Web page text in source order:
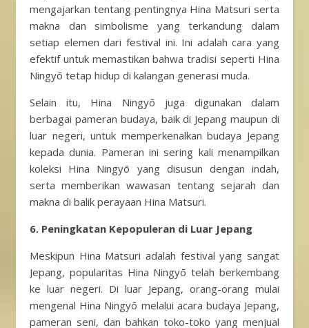
mengajarkan tentang pentingnya Hina Matsuri serta
makna dan simbolisme yang terkandung dalam
setiap elemen dari festival ini. Ini adalah cara yang
efektif untuk memastikan bahwa tradisi seperti Hina
Ningyō tetap hidup di kalangan generasi muda.
Selain itu, Hina Ningyō juga digunakan dalam
berbagai pameran budaya, baik di Jepang maupun di
luar negeri, untuk memperkenalkan budaya Jepang
kepada dunia. Pameran ini sering kali menampilkan
koleksi Hina Ningyō yang disusun dengan indah,
serta memberikan wawasan tentang sejarah dan
makna di balik perayaan Hina Matsuri.
6. Peningkatan Kepopuleran di Luar Jepang
Meskipun Hina Matsuri adalah festival yang sangat
Jepang, popularitas Hina Ningyō telah berkembang
ke luar negeri. Di luar Jepang, orang-orang mulai
mengenal Hina Ningyō melalui acara budaya Jepang,
pameran seni, dan bahkan toko-toko yang menjual